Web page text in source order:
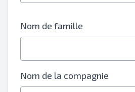
Nom de famille
Nom de la compagnie